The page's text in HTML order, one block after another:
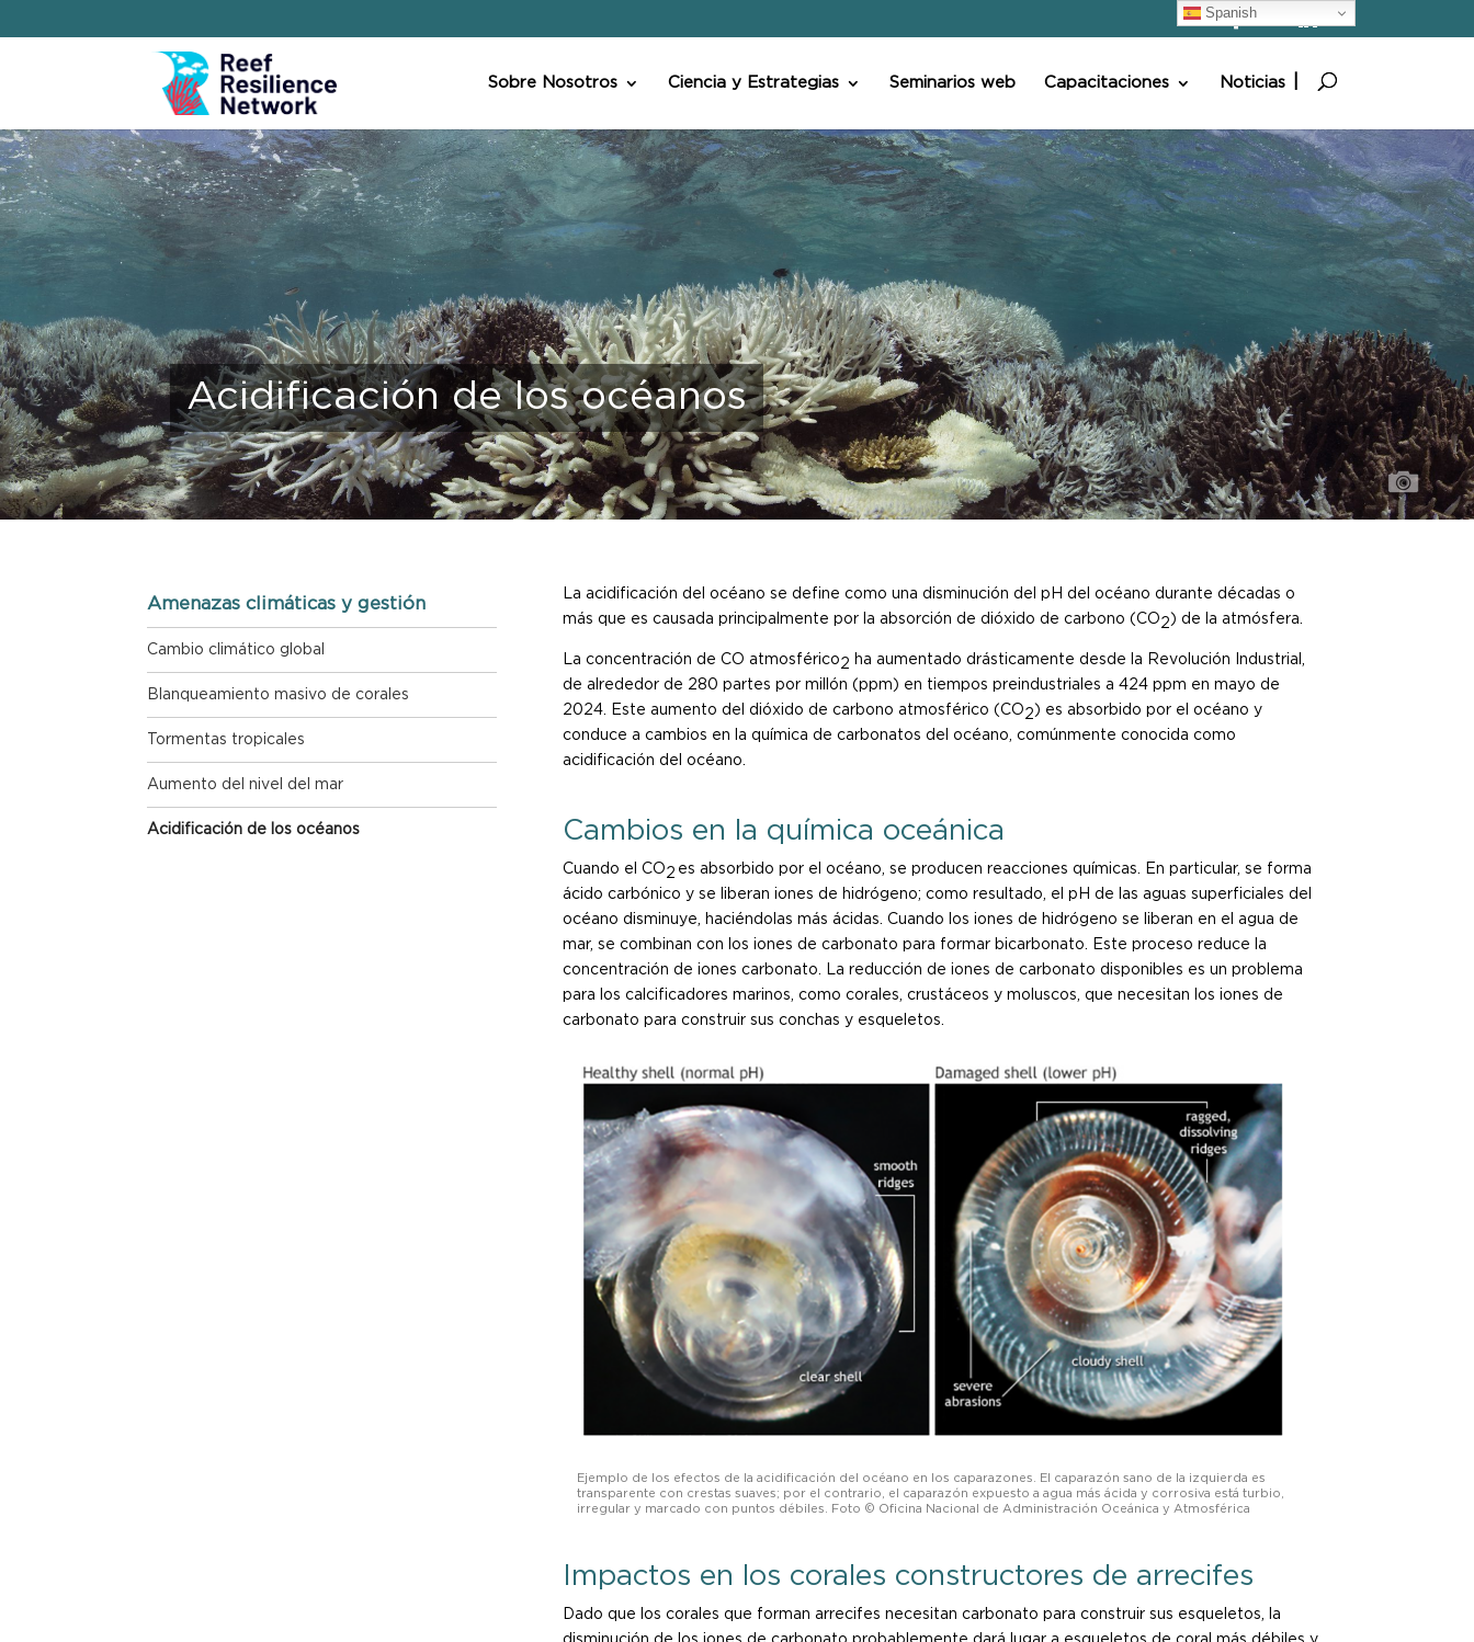
Sobre Nosotros Ciencia y Estrategias Seminarios web Capacitaciones Noticias
Acidificación de los océanos
Amenazas climáticas y gestión
Cambio climático global
Blanqueamiento masivo de corales
Tormentas tropicales
Aumento del nivel del mar
Acidificación de los océanos
La acidificación del océano se define como una disminución del pH del océano durante décadas o
más que es causada principalmente por la absorción de dióxido de carbono (CO2 ) de la atmósfera.
La concentración de CO atmosférico2 ha aumentado drásticamente desde la Revolución Industrial,
de alrededor de 280 partes por millón (ppm) en tiempos preindustriales a 424 ppm en mayo de
2024. Este aumento del dióxido de carbono atmosférico (CO2 ) es absorbido por el océano y
conduce a cambios en la química de carbonatos del océano, comúnmente conocida como
acidificación del océano.
Cambios en la química oceánica
Cuando el CO2 es absorbido por el océano, se producen reacciones químicas. En particular, se forma
ácido carbónico y se liberan iones de hidrógeno; como resultado, el pH de las aguas superficiales del
océano disminuye, haciéndolas más ácidas. Cuando los iones de hidrógeno se liberan en el agua de
mar, se combinan con los iones de carbonato para formar bicarbonato. Este proceso reduce la
concentración de iones carbonato. La reducción de iones de carbonato disponibles es un problema
para los calcificadores marinos, como corales, crustáceos y moluscos, que necesitan los iones de
carbonato para construir sus conchas y esqueletos.
Ejemplo de los efectos de la acidificación del océano en los caparazones. El caparazón sano de la izquierda es
transparente con crestas suaves; por el contrario, el caparazón expuesto a agua más ácida y corrosiva está turbio,
irregular y marcado con puntos débiles. Foto © Oficina Nacional de Administración Oceánica y Atmosférica
Impactos en los corales constructores de arrecifes
Dado que los corales que forman arrecifes necesitan carbonato para construir sus esqueletos, la
disminución de los iones de carbonato probablemente dará lugar a esqueletos de coral más débiles y
Spanish